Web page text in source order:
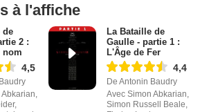
à l'affiche
de
2 :
nom
4,5
La Bataille de
Gaulle - partie 1 :
L'Âge de Fer
4,4
De Antonin Baudry
Avec Simon Abkarian,
Simon Russell Beale,